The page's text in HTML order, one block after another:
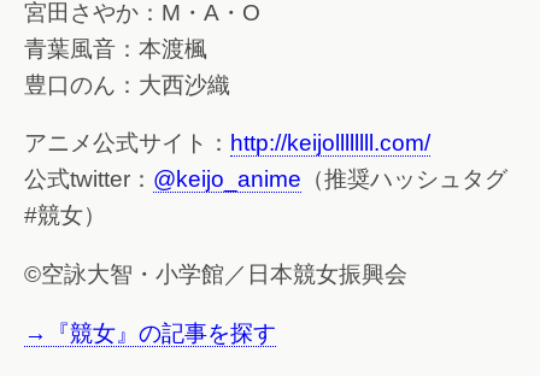
宮田さやか：M・A・O
青葉風音：本渡楓
豊口のん：大西沙織
アニメ公式サイト： http://keijollllllll.com/
公式twitter： @keijo_anime （推奨ハッシュタグ
#競女）
©空詠大智・小学館／日本競女振興会
→『競女』の記事を探す